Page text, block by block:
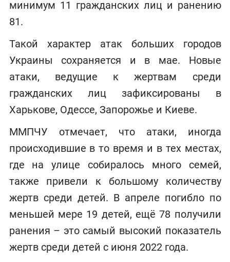
минимум 11 гражданских лиц и ранению
81.
Такой характер атак больших городов
Украины сохраняется и в мае. Новые
атаки, ведущие к жертвам среди
гражданских лиц зафиксированы в
Харькове, Одессе, Запорожье и Киеве.
ММПЧУ отмечает, что атаки, иногда
происходившие в то время и в тех местах,
где на улице собиралось много семей,
также привели к большому количеству
жертв среди детей. В апреле погибло по
меньшей мере 19 детей, ещё 78 получили
ранения – это самый высокий показатель
жертв среди детей с июня 2022 года.